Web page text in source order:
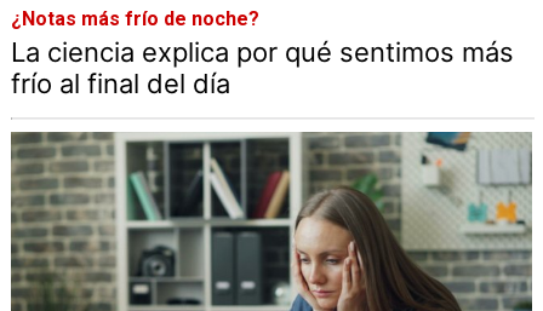
¿Notas más frío de noche?
La ciencia explica por qué sentimos más
frío al final del día